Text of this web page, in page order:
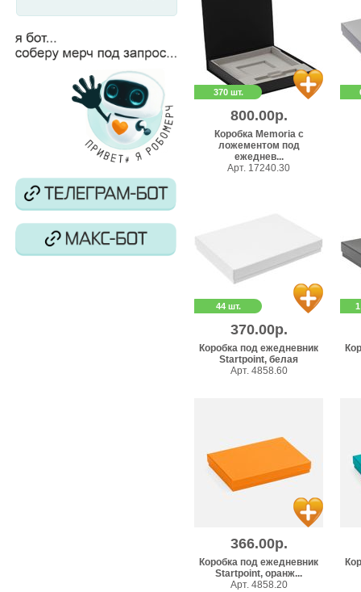
370 шт.
800.00р.
Коробка Memoria с
ложементом под
ежеднев...
Арт. 17240.30
44 шт.
370.00р.
Коробка под ежедневник
Startpoint, белая
Арт. 4858.60
366.00р.
Коробка под ежедневник
Startpoint, оранж...
Арт. 4858.20